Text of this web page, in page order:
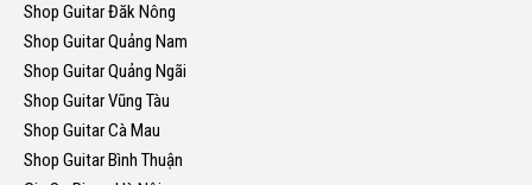
Shop Guitar Đăk Nông
Shop Guitar Quảng Nam
Shop Guitar Quảng Ngãi
Shop Guitar Vũng Tàu
Shop Guitar Cà Mau
Shop Guitar Bình Thuận